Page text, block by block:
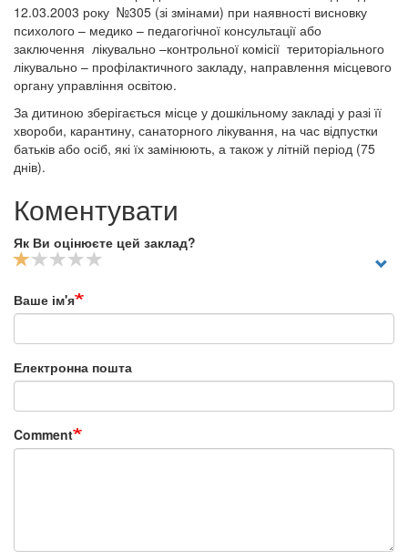
12.03.2003 року №305 (зі змінами) при наявності висновку
психолого – медико – педагогічної консультації або
заключення лікувально –контрольної комісії територіального
лікувально – профілактичного закладу, направлення місцевого
органу управління освітою.
За дитиною зберігається місце у дошкільному закладі у разі її
хвороби, карантину, санаторного лікування, на час відпустки
батьків або осіб, які їх замінюють, а також у літній період (75
днів).
Коментувати
Як Ви оцінюєте цей заклад?
Ваше ім'я
Електронна пошта
Comment